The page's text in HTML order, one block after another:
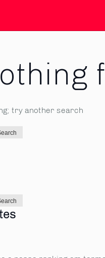
try another search